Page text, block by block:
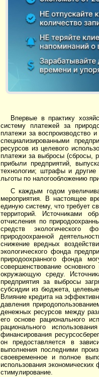
Впервые в практику
систему платежей за
платежи за воспроизводство
специализированными
ресурсов из целевого
платежи за выбросы (сбросы,
прибыли предприятий,
технологии; штрафы и другие
льготы по налого­обложению
С каждым годом
мероприятия. В настоящее
единую систему, что требует
территорий. Источниками
отчисления по
средств экологического
природоохранной
снижение вредных
экологического фонда
природоохранного фонда
совершенствование
окружающую среду.
предприятия за выбросы
субсидии из бюджета,
Влияние кредита на
давления
денежных ресурсов между
его основе рационального
рационального
финансирования
он предоставляется в
выполнения последними
своевременное и полное
использования
стимулирование.